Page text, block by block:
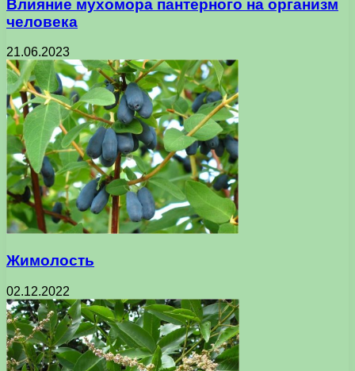
Влияние мухомора пантерного на организм
человека
21.06.2023
Жимолость
02.12.2022